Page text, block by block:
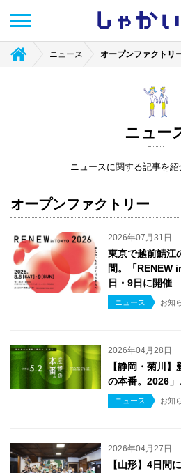
しゃかい
ニュース オープンファクトリ
ニュー
ニュースに関する記事を紹
オープンファクトリー
2026年07月31日
東京で越前鯖江
間。「RENEW
日・9日に開催
ニュース お知
2026年04月28日
【静岡・菊川
の本番。2026
ニュース お知
2026年04月27日
【山形】4日間